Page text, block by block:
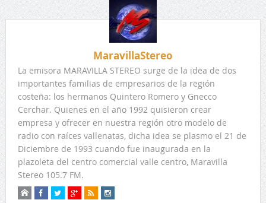
MaravillaStereo
La emisora MARAVILLA STEREO surge de la idea de dos
importantes familias de empresarios de la región
costeña: los hermanos Quintero Romero y Gnecco
Cerchar. Quienes en el año 1992 quisieron crear
empresa y ofrecer en nuestra región otro modelo de
radio con raíces vallenatas, dicha idea se plasmo el 21 de
Diciembre de 1993 cuando fue inaugurada en la
plazoleta del centro comercial valle centro, Maravilla
Stereo 105.7 FM.